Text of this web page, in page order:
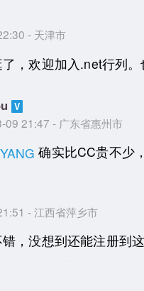
- 天津市
，欢迎加入.net行列
09 21:47 - 广东省惠州市
确实比CC贵不少
- 江西省萍乡市
，没想到还能注册到